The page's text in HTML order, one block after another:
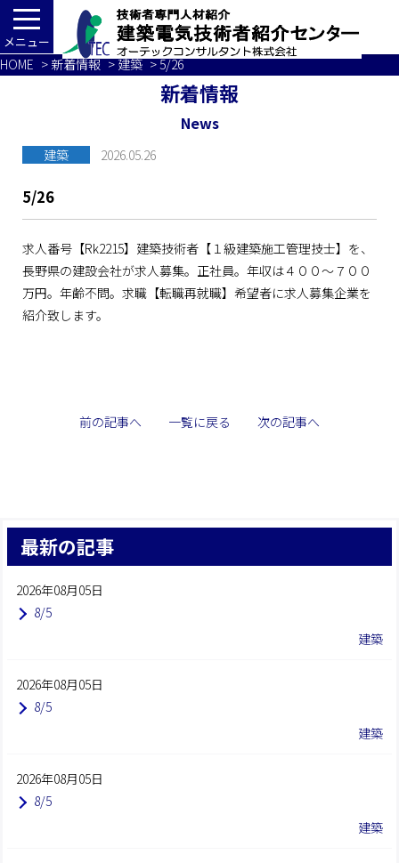
メニュー
HOME > 新着情報 >建築 > 5/26
新着情報
News
建築 2026.05.26
5/26
求人番号【Rk2215】建築技術者【１級建築施工管理技士】を、
長野県の建設会社が求人募集。正社員。年収は４００～７００
万円。年齢不問。求職【転職再就職】希望者に求人募集企業を
紹介致します。
前の記事へ 一覧に戻る 次の記事へ
最新の記事
2026年08月05日
8/5
建築
2026年08月05日
8/5
建築
2026年08月05日
8/5
建築